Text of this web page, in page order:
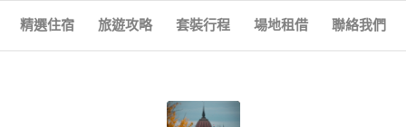
精選住宿 旅遊攻略 套裝行程 場地租借 聯絡我們